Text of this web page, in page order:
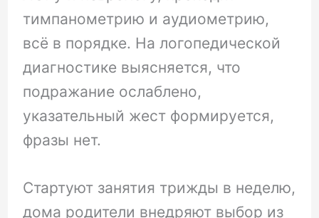
тимпанометрию и аудиометрию,
всё в порядке. На логопедической
диагностике выясняется, что
подражание ослаблено,
указательный жест формируется,
фразы нет.
Стартуют занятия трижды в неделю,
дома родители внедряют выбор из